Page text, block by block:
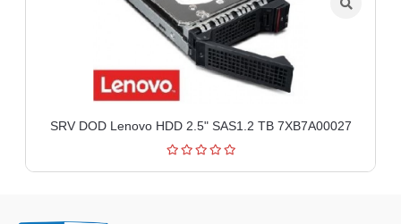
SRV DOD Lenovo HDD 2.5" SAS1.2 TB 7XB7A00027